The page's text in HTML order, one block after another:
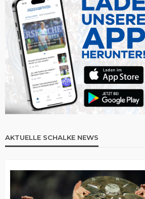
AKTUELLE SCHALKE NEWS